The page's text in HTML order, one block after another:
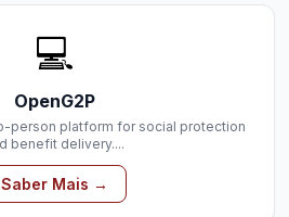
💻
OpenG2P
person platform for social protection
benefit delivery....
Saber Mais →